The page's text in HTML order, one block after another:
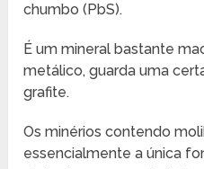
chumbo (PbS).
É um mineral bastante
metálico, guarda uma
grafite.
Os minérios contendo
essencialmente a única